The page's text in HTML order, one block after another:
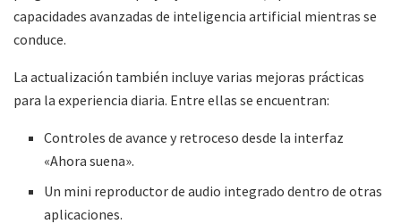
capacidades avanzadas de inteligencia artificial mientras se
conduce.
La actualización también incluye varias mejoras prácticas
para la experiencia diaria. Entre ellas se encuentran:
Controles de avance y retroceso desde la interfaz
«Ahora suena».
Un mini reproductor de audio integrado dentro de otras
aplicaciones.